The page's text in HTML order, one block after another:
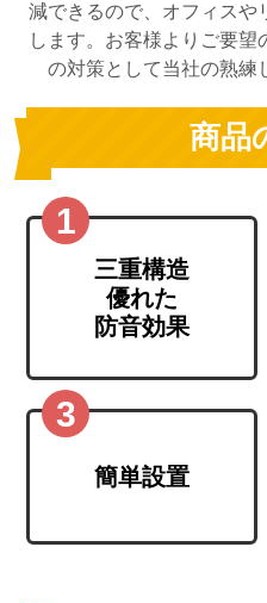
減できるので、オフィスや
します。 お客様よりご要望
の対策として当社の熟練
商品
三重構造
優れた
防音効果
簡単設置